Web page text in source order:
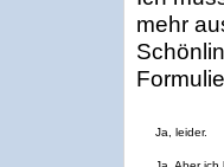
mehr
Ja, leider.